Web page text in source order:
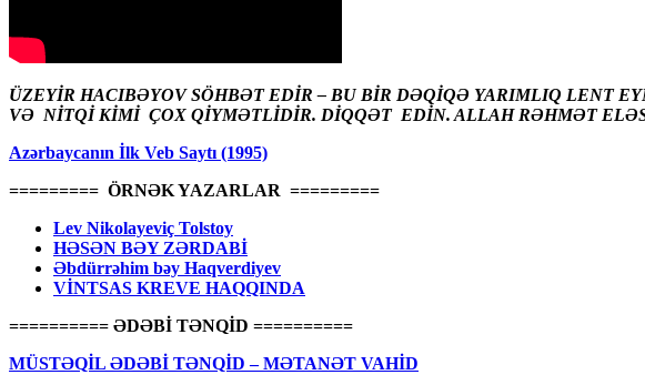
ÜZEYİR HACIBƏYOV SÖHBƏT EDİR – BU BİR DƏQİQƏ YARIMLIQ LENT
VƏ NİTQİ KİMİ ÇOX QİYMƏTLİDİR. DİQQƏT EDİN. ALLAH RƏHMƏT
Azərbaycanın İlk Veb Saytı (1995)
========= ÖRNƏK YAZARLAR =========
Lev Nikolayeviç Tolstoy
HƏSƏN BƏY ZƏRDABİ
Əbdürrəhim bəy Haqverdiyev
VİNTSAS KREVE HAQQINDA
========== ƏDƏBİ TƏNQİD ==========
MÜSTƏQİL ƏDƏBİ TƏNQİD – MƏTANƏT VAHİD